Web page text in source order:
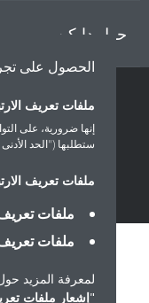
دايكن
سياسة خصوصية البيانات
الحصول على تجربة
ملفات تعريف الارتباط
إنها ضرورية، على التوالي،
ستطلبها ("الحد الأدنى من
ملفات تعريف الارتباط
ملفات تعريف
ملفات تعريف
لمعرفة المزيد حول
إشعار ملفات تعريف